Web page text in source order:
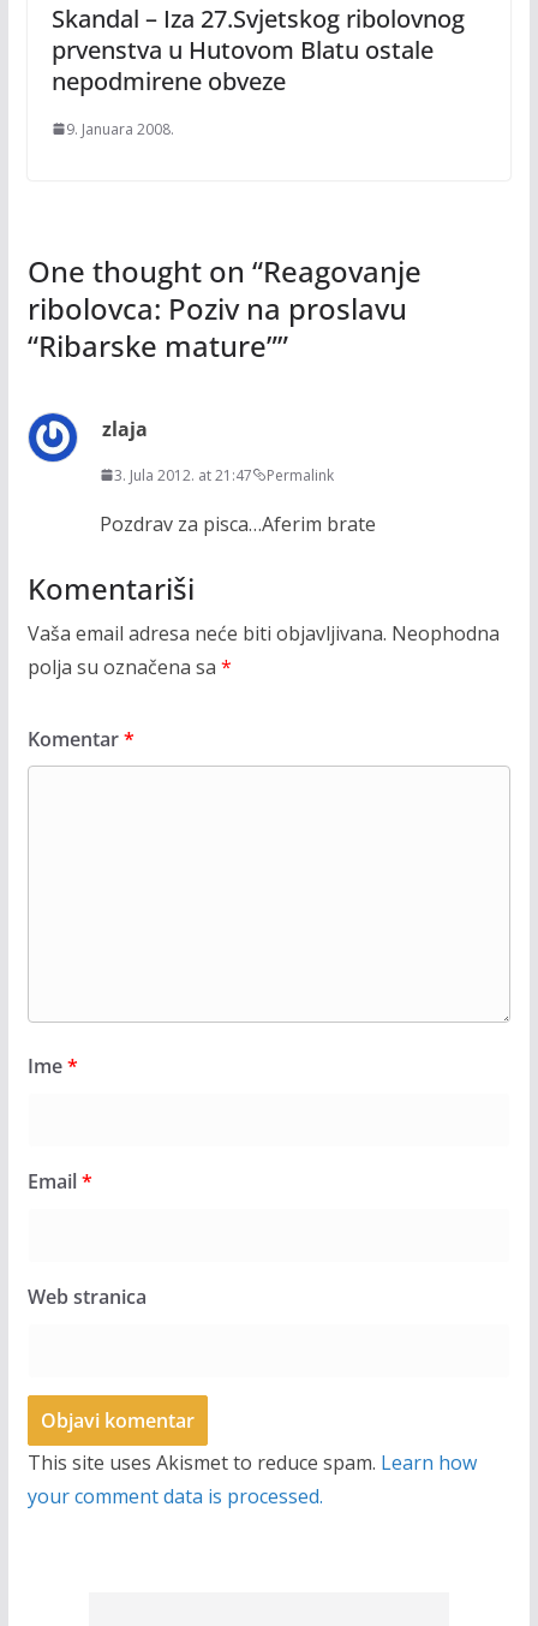
Skandal – Iza 27.Svjetskog ribolovnog
prvenstva u Hutovom Blatu ostale
nepodmirene obveze
9. Januara 2008.
One thought on “Reagovanje
ribolovca: Poziv na proslavu
“Ribarske mature””
zlaja
3. Jula 2012. at 21:47 Permalink
Pozdrav za pisca…Aferim brate
Komentariši
Vaša email adresa neće biti objavljivana. Neophodna
polja su označena sa *
Komentar*
Ime*
Email*
Web stranica
This site uses Akismet to reduce spam. Learn how
your comment data is processed.